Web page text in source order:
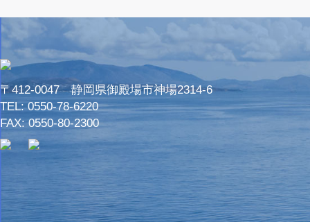
〒412-0047 静岡県御殿場市神場2314-6
TEL:0550-78-6220
FAX: 0550-80-2300